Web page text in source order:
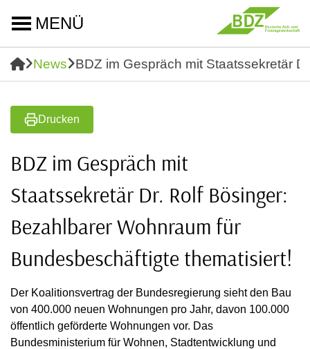
MENÜ
News BDZ im Gespräch mit Staatssekretär
Drucken
BDZ im Gespräch mit
Staatssekretär Dr. Rolf Bösinger:
Bezahlbarer Wohnraum für
Bundesbeschäftigte thematisiert!
Der Koalitionsvertrag der Bundesregierung sieht den Bau
von 400.000 neuen Wohnungen pro Jahr, davon 100.000
öffentlich geförderte Wohnungen vor. Das
Bundesministerium für Wohnen, Stadtentwicklung und